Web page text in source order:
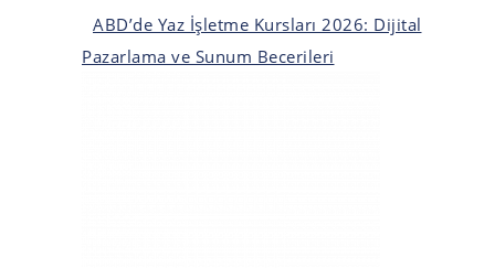
ABD’de Yaz İşletme Kursları 2026: Dijital
Pazarlama ve Sunum Becerileri